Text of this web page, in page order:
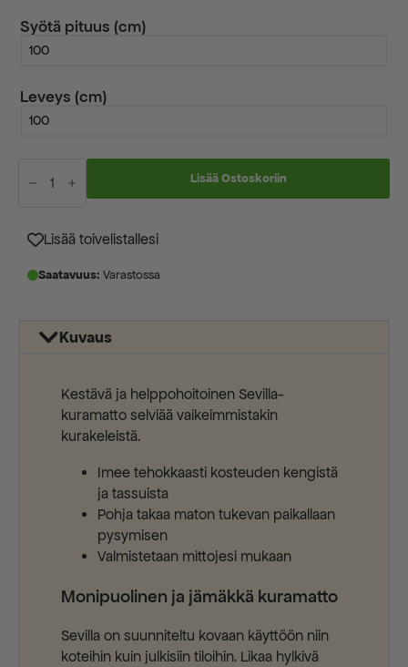
Syötä pituus (cm)
Leveys (cm)
kuramatto
Lisää Ostoskoriin
Lisää toivelistallesi
Saatavuus: Varastossa
Kuvaus
Kestävä ja helppohoitoinen Sevilla-
kuramatto selviää vaikeimmistakin
kurakeleistä.
Imee tehokkaasti kosteuden kengistä
ja tassuista
Pohja takaa maton tukevan paikallaan
pysymisen
Valmistetaan mittojesi mukaan
Monipuolinen ja jämäkkä kuramatto
Sevilla on suunniteltu kovaan käyttöön niin
koteihin kuin julkisiin tiloihin. Likaa hylkivä